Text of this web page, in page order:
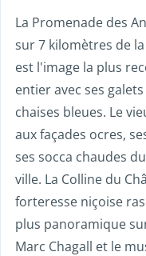
La Promenade des
sur 7 kilomètres de
est l'image la plus
entier avec ses
chaises bleues. Le
aux façades ocres,
ses socca chaudes
ville. La Colline du
forteresse niçoise
plus panoramique
Marc Chagall et le